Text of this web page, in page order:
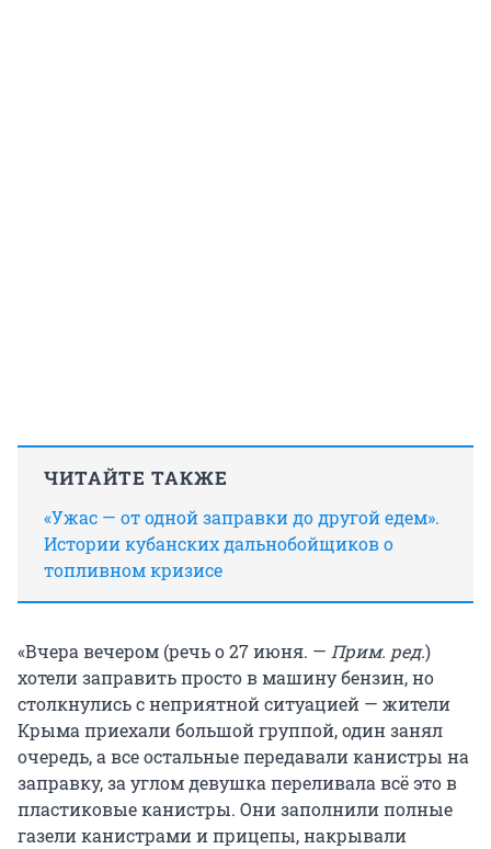
ЧИТАЙТЕ ТАКЖЕ
«Ужас — от одной заправки до другой едем».
Истории кубанских дальнобойщиков о
топливном кризисе
«Вчера вечером (речь о 27 июня. — Прим. ред.)
хотели заправить просто в машину бензин, но
столкнулись с неприятной ситуацией — жители
Крыма приехали большой группой, один занял
очередь, а все остальные передавали канистры на
заправку, за углом девушка переливала всё это в
пластиковые канистры. Они заполнили полные
газели канистрами и прицепы, накрывали